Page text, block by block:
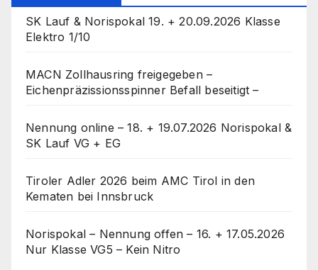
SK Lauf & Norispokal 19. + 20.09.2026 Klasse
Elektro 1/10
MACN Zollhausring freigegeben –
Eichenpräzissionsspinner Befall beseitigt –
Nennung online – 18. + 19.07.2026 Norispokal &
SK Lauf VG + EG
Tiroler Adler 2026 beim AMC Tirol in den
Kematen bei Innsbruck
Norispokal – Nennung offen – 16. + 17.05.2026
Nur Klasse VG5 – Kein Nitro